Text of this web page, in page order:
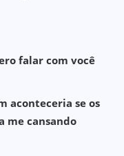
falar com você
aconteceria se os
me cansando